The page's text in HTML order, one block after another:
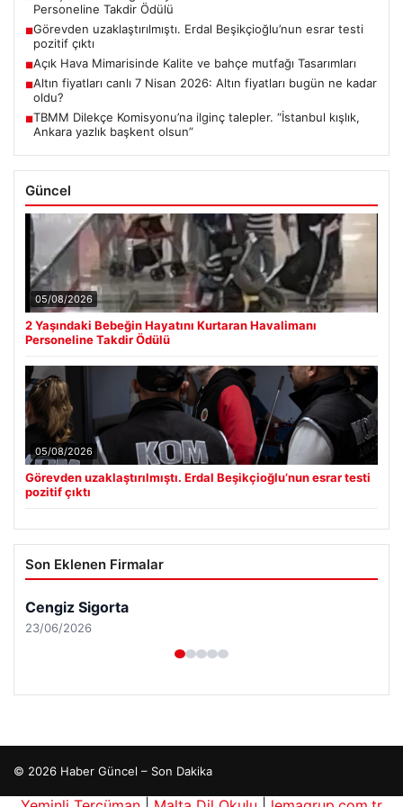
Personeline Takdir Ödülü
■Görevden uzaklaştırılmıştı. Erdal Beşikçioğlu’nun esrar testi
pozitif çıktı
■Açık Hava Mimarisinde Kalite ve bahçe mutfağı Tasarımları
■Altın fiyatları canlı 7 Nisan 2026: Altın fiyatları bugün ne kadar
oldu?
■TBMM Dilekçe Komisyonu’na ilginç talepler. “İstanbul kışlık,
Ankara yazlık başkent olsun”
Güncel
05/08/2026
2 Yaşındaki Bebeğin Hayatını Kurtaran Havalimanı
Personeline Takdir Ödülü
05/08/2026
Görevden uzaklaştırılmıştı. Erdal Beşikçioğlu’nun esrar testi
pozitif çıktı
Son Eklenen Firmalar
Cengiz Sigorta
23/06/2026
© 2026 Haber Güncel – Son Dakika